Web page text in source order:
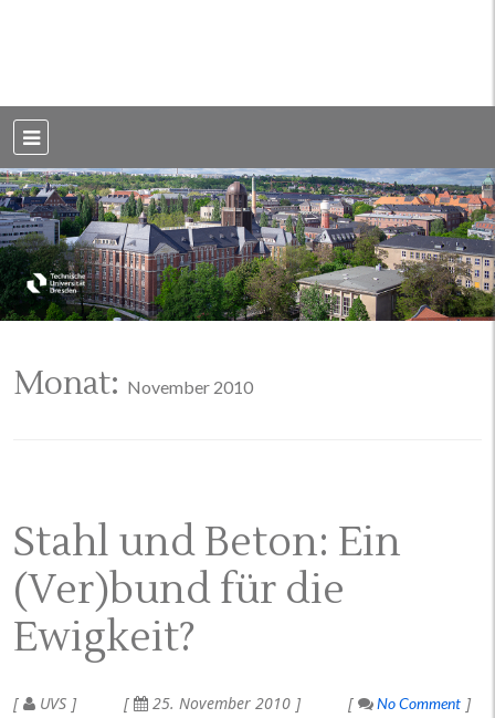
Dresden
Monat: November 2010
Stahl und Beton: Ein
(Ver)bund für die
Ewigkeit?
UVS 25. November 2010
No Comment